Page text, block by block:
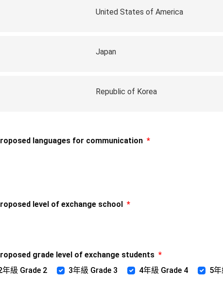
United States of America
Japan
Republic of Korea
languages for communication *
level of exchange school *
grade level of exchange students *
年級 Grade 2 3年級 Grade 3 4年級 Grade 4
5